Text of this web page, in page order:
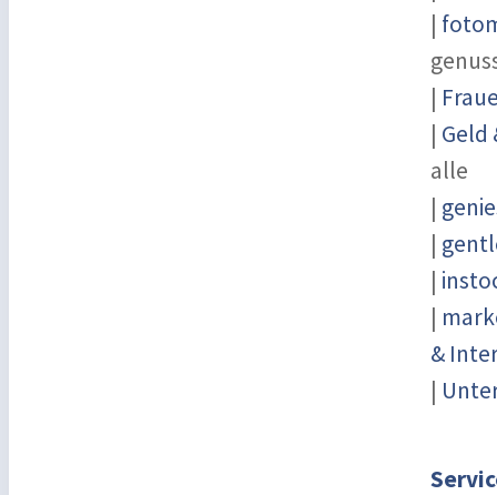
|
|
| Geld
alle
|
|
|
|
&
|